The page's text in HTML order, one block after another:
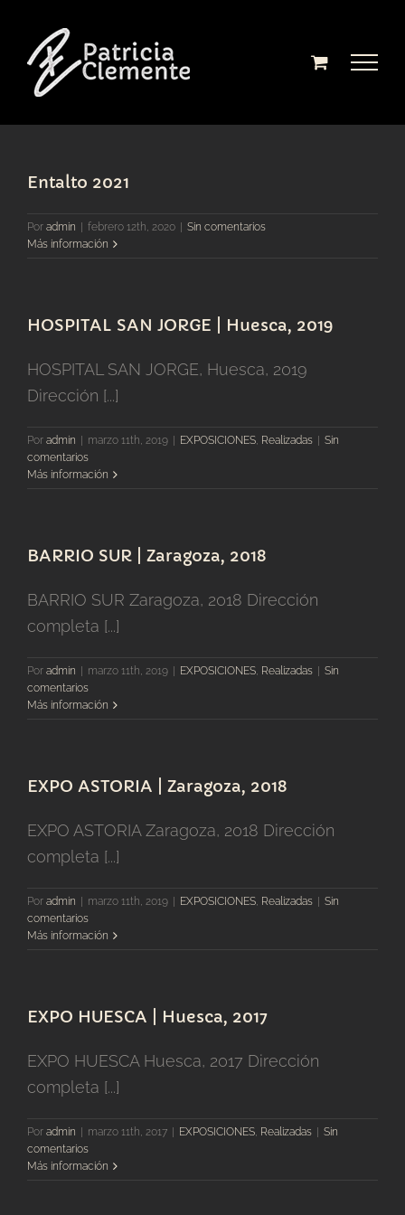
contenido
Entalto 2021
Por admin febrero 12th, 2020
Sin comentarios
Más información
HOSPITAL SAN JORGE | Huesca, 2019
HOSPITAL SAN JORGE, Huesca, 2019
Dirección [...]
Por admin marzo 11th, 2019 EXPOSICIONES, Realizadas
Sin
comentarios
Más información
BARRIO SUR | Zaragoza, 2018
BARRIO SUR Zaragoza, 2018 Dirección
completa [...]
Por admin marzo 11th, 2019 EXPOSICIONES, Realizadas
Sin
comentarios
Más información
EXPO ASTORIA | Zaragoza, 2018
EXPO ASTORIA Zaragoza, 2018 Dirección
completa [...]
Por admin marzo 11th, 2019 EXPOSICIONES, Realizadas
Sin
comentarios
Más información
EXPO HUESCA | Huesca, 2017
EXPO HUESCA Huesca, 2017 Dirección
completa [...]
Por admin marzo 11th, 2017 EXPOSICIONES, Realizadas
Sin
comentarios
Más información